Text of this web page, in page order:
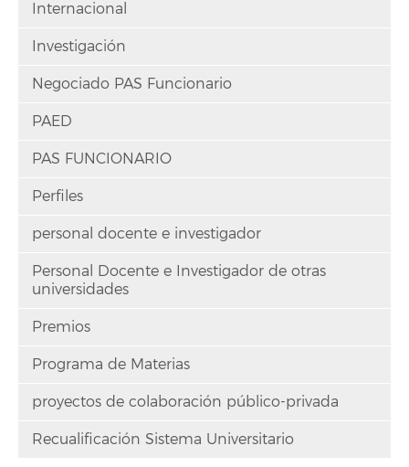
Internacional
Investigación
Negociado PAS Funcionario
PAED
PAS FUNCIONARIO
Perfiles
personal docente e investigador
Personal Docente e Investigador de otras
universidades
Premios
Programa de Materias
proyectos de colaboración público-privada
Recualificación Sistema Universitario